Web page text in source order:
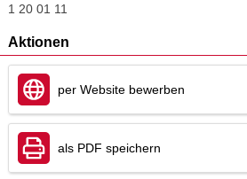
1 20 01 11
Aktionen
per Website bewerben
als PDF speichern